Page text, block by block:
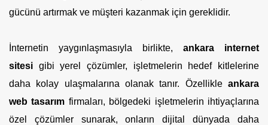
gücünü artırmak ve müşteri kazanmak için gereklidir.
İnternetin yaygınlaşmasıyla birlikte, ankara internet
sitesi gibi yerel çözümler, işletmelerin hedef kitlelerine
daha kolay ulaşmalarına olanak tanır. Özellikle ankara
web tasarım firmaları, bölgedeki işletmelerin ihtiyaçlarına
özel çözümler sunarak, onların dijital dünyada daha